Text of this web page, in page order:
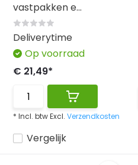
vastpakken e...
Vergelijk
Deliverytime
Op voorraad
€ 21,49*
* Incl. btw Excl.Verzendkosten